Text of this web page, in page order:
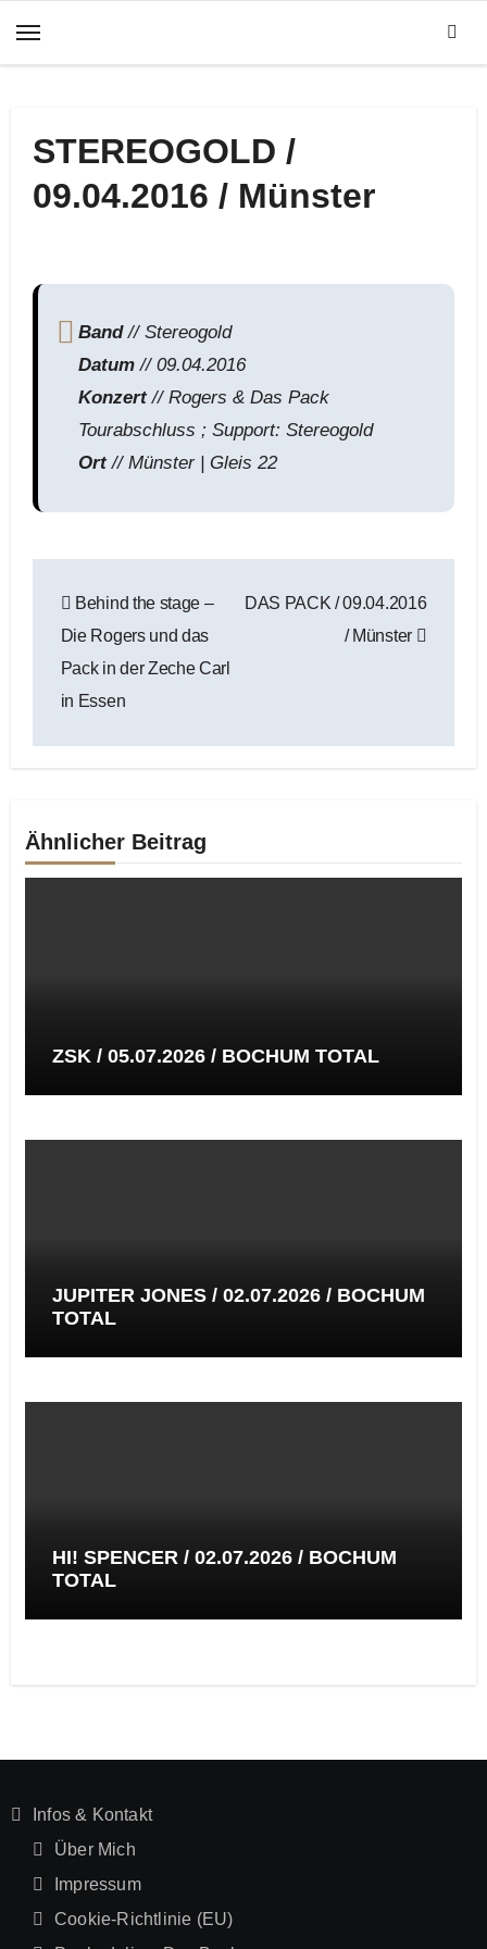
Inhalt
STEREOGOLD /
09.04.2016 / Münster
Band// Stereogold
Datum// 09.04.2016
Konzert// Rogers & Das Pack
Tourabschluss ; Support: Stereogold
Ort// Münster | Gleis 22
Behind the stage –
Die Rogers und das
Pack in der Zeche Carl
in Essen
DAS PACK / 09.04.2016
/ Münster
Ähnlicher Beitrag
ZSK / 05.07.2026 / BOCHUM TOTAL
JUPITER JONES / 02.07.2026 / BOCHUM
TOTAL
HI! SPENCER / 02.07.2026 / BOCHUM
TOTAL
Infos & Kontakt
Über Mich
Impressum
Cookie-Richtlinie (EU)